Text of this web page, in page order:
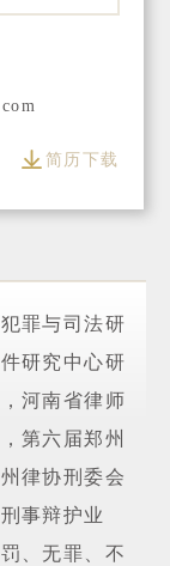
简历下载
罪与司法研
研究中心研
河南省律师
第六届郑州
律协刑委会
事辩护业
、无罪、不